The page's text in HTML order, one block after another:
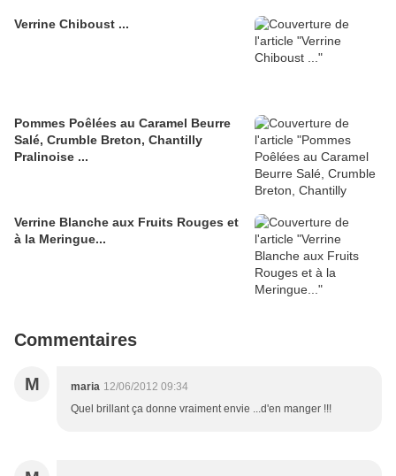
Verrine Chiboust ...
Pommes Poêlées au Caramel Beurre
Salé, Crumble Breton, Chantilly
Pralinoise ...
Verrine Blanche aux Fruits Rouges et
à la Meringue...
Commentaires
M maria 12/06/2012 09:34
Quel brillant ça donne vraiment envie ...d'en manger !!!